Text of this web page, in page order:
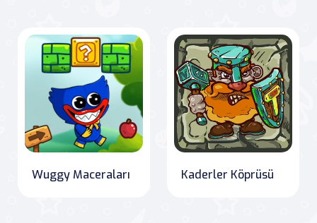
Wuggy Maceraları Kaderler Köprüsü